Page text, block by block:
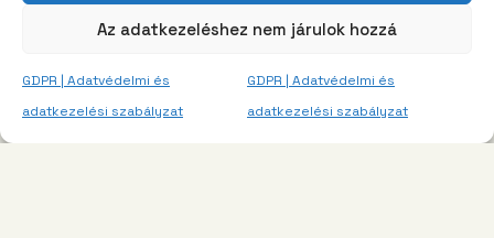
Az adatkezeléshez nem járulok hozzá
GDPR | Adatvédelmi és
adatkezelési szabályzat
GDPR | Adatvédelmi és
adatkezelési szabályzat